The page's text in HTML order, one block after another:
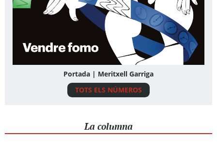
Portada | Meritxell Garriga
TOTS ELS NÚMEROS
La columna